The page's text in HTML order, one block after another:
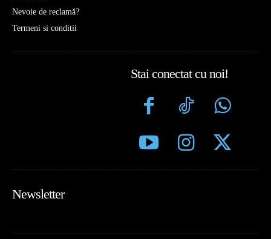
Nevoie de reclamă?
Termeni si conditii
Stai conectat cu noi!
Newsletter